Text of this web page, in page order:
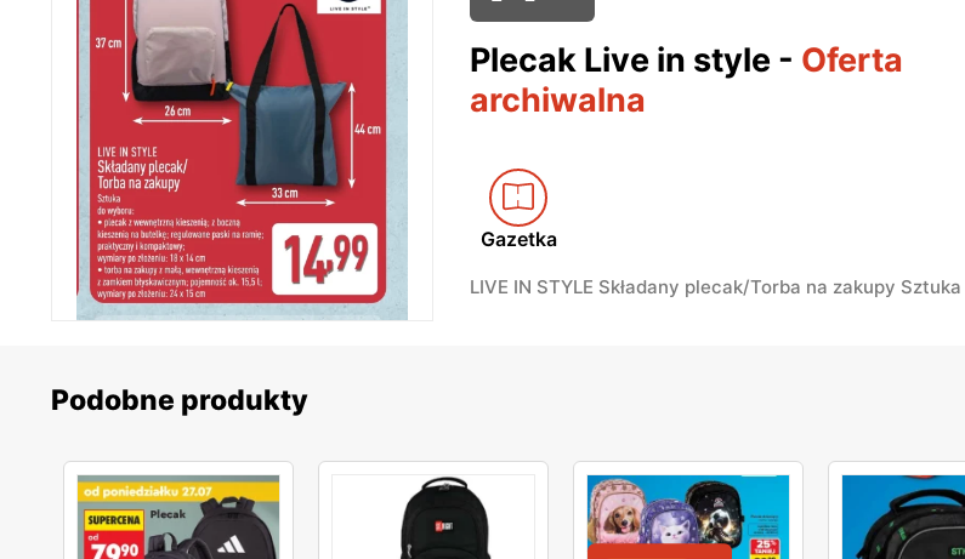
Plecak Live in style - Oferta
archiwalna
Gazetka
LIVE IN STYLE Składany plecak/Torba na zakupy Sztuka
Podobne produkty